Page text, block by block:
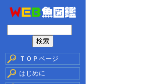
ＴＯＰページ
はじめに